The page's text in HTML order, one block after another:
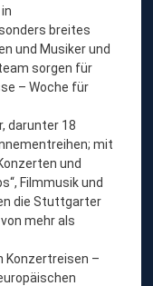
breites
und Musiker und
sorgen für
– Woche für
darunter 18
mit
und
Filmmusik und
die Stuttgarter
mehr als
Konzertreisen –